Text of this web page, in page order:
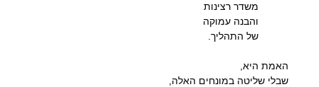
משדר רצינות
והבנה עמוקה
של התהליך.
האמת היא,
שבלי שליטה במונחים האלה,